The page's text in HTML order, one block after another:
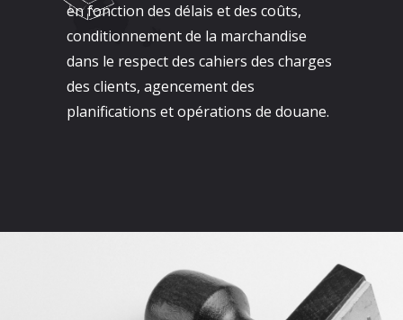
en fonction des délais et des coûts,
conditionnement de la marchandise
dans le respect des cahiers des charges
des clients, agencement des
planifications et opérations de douane.